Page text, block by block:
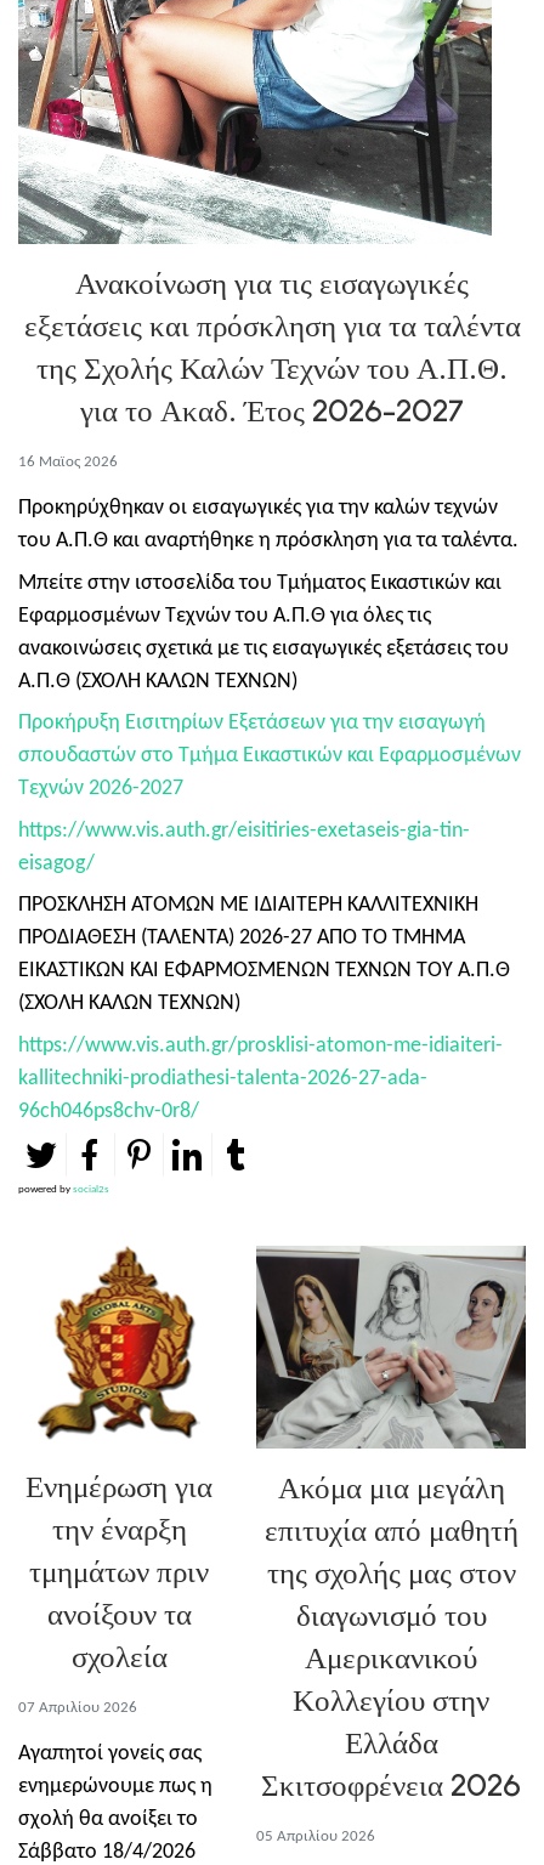
Ανακοίνωση για τις εισαγωγικές
εξετάσεις και πρόσκληση για τα ταλέντα
της Σχολής Καλών Τεχνών του Α.Π.Θ.
για το Ακαδ. Έτος 2026-2027
16 Μαϊος 2026
Προκηρύχθηκαν οι εισαγωγικές για την καλών τεχνών
του Α.Π.Θ και αναρτήθηκε η πρόσκληση για τα ταλέντα.
Μπείτε στην ιστοσελίδα του Τμήματος Εικαστικών και
Εφαρμοσμένων Τεχνών του Α.Π.Θ για όλες τις
ανακοινώσεις σχετικά με τις εισαγωγικές εξετάσεις του
Α.Π.Θ (ΣΧΟΛΗ ΚΑΛΩΝ ΤΕΧΝΩΝ)
Προκήρυξη Εισιτηρίων Εξετάσεων για την εισαγωγή
σπουδαστών στο Τμήμα Εικαστικών και Εφαρμοσμένων
Τεχνών 2026-2027
https://www.vis.auth.gr/eisitiries-exetaseis-gia-tin-
eisagog/
ΠΡΟΣΚΛΗΣΗ ΑΤΟΜΩΝ ΜΕ ΙΔΙΑΙΤΕΡΗ ΚΑΛΛΙΤΕΧΝΙΚΗ
ΠΡΟΔΙΑΘΕΣΗ (ΤΑΛΕΝΤΑ) 2026-27 ΑΠΟ ΤΟ ΤΜΗΜΑ
ΕΙΚΑΣΤΙΚΩΝ ΚΑΙ ΕΦΑΡΜΟΣΜΕΝΩΝ ΤΕΧΝΩΝ ΤΟΥ Α.Π.Θ
(ΣΧΟΛΗ ΚΑΛΩΝ ΤΕΧΝΩΝ)
https://www.vis.auth.gr/prosklisi-atomon-me-idiaiteri-
kallitechniki-prodiathesi-talenta-2026-27-ada-
96ch046ps8chv-0r8/
powered by social2s
Ενημέρωση για
την έναρξη
τμημάτων πριν
ανοίξουν τα
σχολεία
07 Απριλίου 2026
Αγαπητοί γονείς σας
ενημερώνουμε πως η
σχολή θα ανοίξει το
Σάββατο 18/4/2026
Ακόμα μια μεγάλη
επιτυχία από μαθητή
της σχολής μας στον
διαγωνισμό του
Αμερικανικού
Κολλεγίου στην
Ελλάδα
Σκιτσοφρένεια 2026
05 Απριλίου 2026